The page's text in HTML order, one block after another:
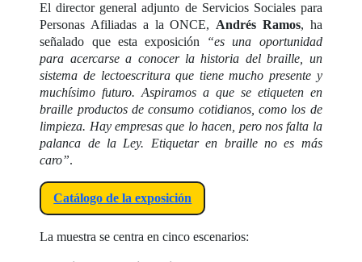
El director general adjunto de Servicios Sociales para
Personas Afiliadas a la ONCE, Andrés Ramos, ha
señalado que esta exposición
“es una oportunidad
para acercarse a conocer la historia del braille, un
sistema de lectoescritura que tiene mucho presente y
muchísimo futuro. Aspiramos a que se etiqueten en
braille productos de consumo cotidianos, como los de
limpieza. Hay empresas que lo hacen, pero nos falta la
palanca de la Ley. Etiquetar en braille no es más
caro”.
Catálogo de la exposición
La muestra se centra en cinco escenarios: